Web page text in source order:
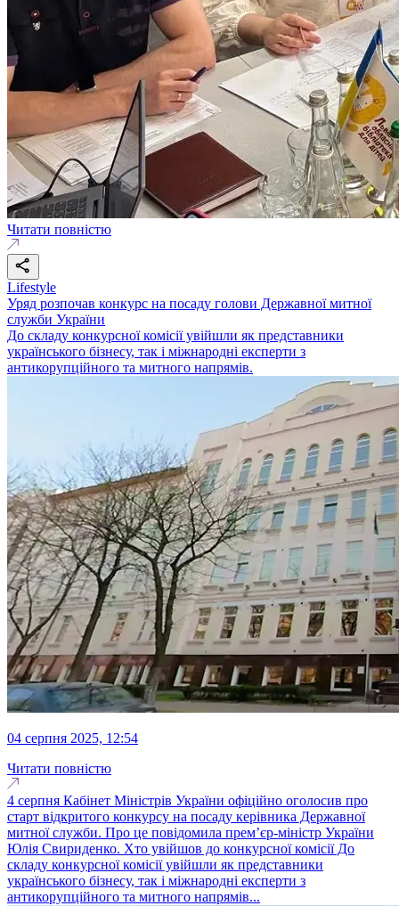
Читати повністю
Lifestyle
Уряд розпочав конкурс на посаду голови Державної митної
служби України
До складу конкурсної комісії увійшли як представники
українського бізнесу, так і міжнародні експерти з
антикорупційного та митного напрямів.
04 серпня 2025, 12:54
Читати повністю
4 серпня Кабінет Міністрів України офіційно оголосив про
старт відкритого конкурсу на посаду керівника Державної
митної служби. Про це повідомила прем’єр-міністр України
Юлія Свириденко. Хто увійшов до конкурсної комісії До
складу конкурсної комісії увійшли як представники
українського бізнесу, так і міжнародні експерти з
антикорупційного та митного напрямів...